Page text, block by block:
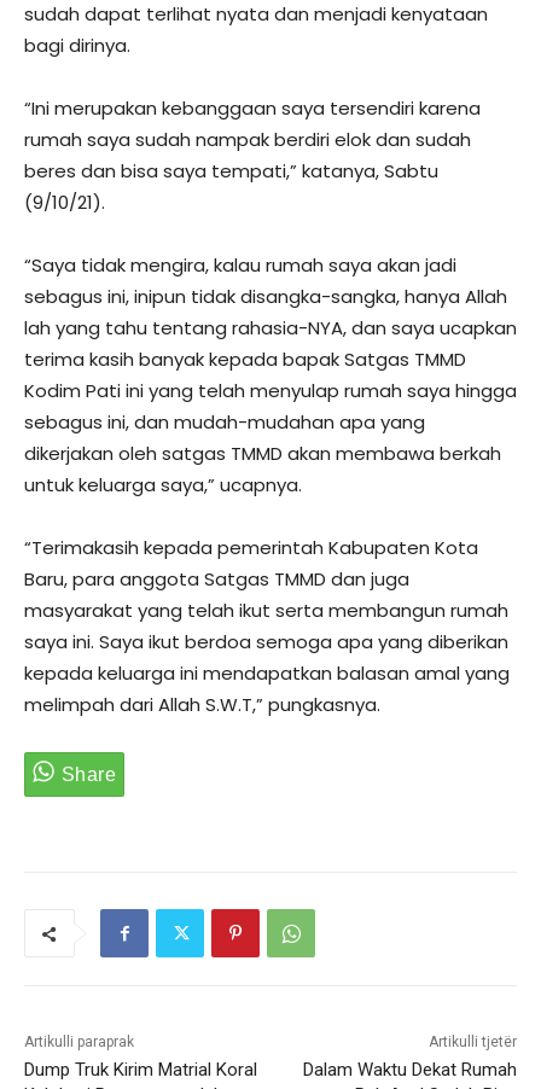
sudah dapat terlihat nyata dan menjadi kenyataan
bagi dirinya.
“Ini merupakan kebanggaan saya tersendiri karena
rumah saya sudah nampak berdiri elok dan sudah
beres dan bisa saya tempati,” katanya, Sabtu
(9/10/21).
“Saya tidak mengira, kalau rumah saya akan jadi
sebagus ini, inipun tidak disangka-sangka, hanya Allah
lah yang tahu tentang rahasia-NYA, dan saya ucapkan
terima kasih banyak kepada bapak Satgas TMMD
Kodim Pati ini yang telah menyulap rumah saya hingga
sebagus ini, dan mudah-mudahan apa yang
dikerjakan oleh satgas TMMD akan membawa berkah
untuk keluarga saya,” ucapnya.
“Terimakasih kepada pemerintah Kabupaten Kota
Baru, para anggota Satgas TMMD dan juga
masyarakat yang telah ikut serta membangun rumah
saya ini. Saya ikut berdoa semoga apa yang diberikan
kepada keluarga ini mendapatkan balasan amal yang
melimpah dari Allah S.W.T,” pungkasnya.
Artikulli paraprak
Dump Truk Kirim Matrial Koral
Artikulli tjetër
Dalam Waktu Dekat Rumah